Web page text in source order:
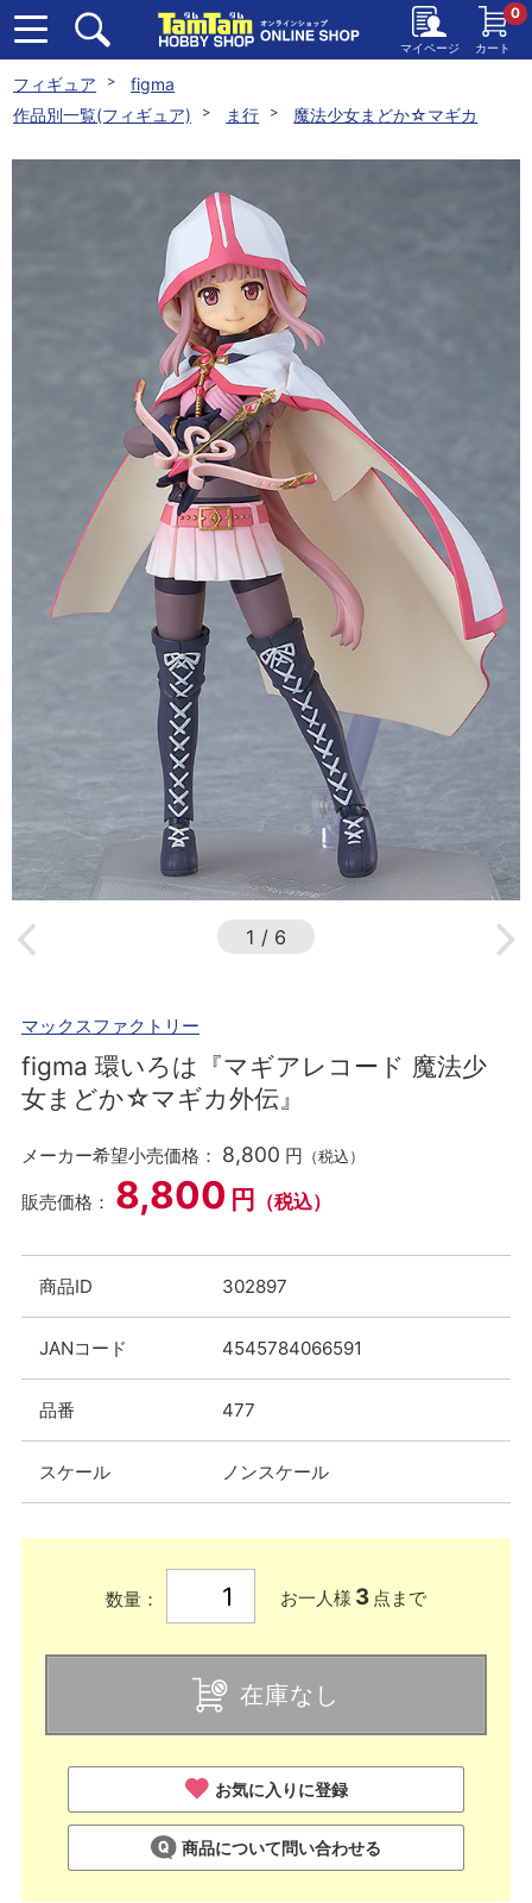
マイページ カート
0
フィギュア
figma
作品別一覧(フィギュア)
ま行 魔法少女まどか☆マギカ
1 / 6
マックスファクトリー
figma 環いろは『マギアレコード 魔法少
女まどか☆マギカ外伝』
メーカー希望小売価格： 8,800 円 （税込）
販売価格： 8,800 円 （税込）
商品ID 302897
JANコード 4545784066591
品番 477
スケール ノンスケール
数量： お一人様 3 点まで
在庫なし
お気に入りに登録
商品について問い合わせる